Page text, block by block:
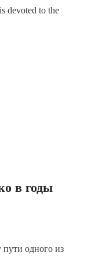
devoted to the
в годы
одного из